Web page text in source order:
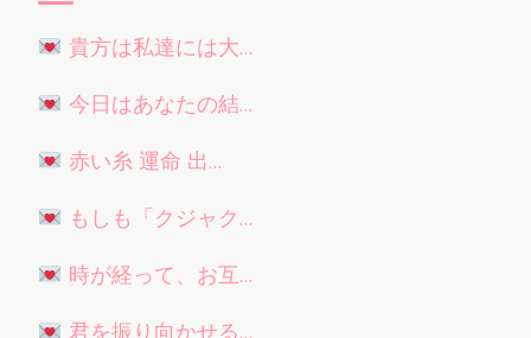
貴方は私達には大…
今日はあなたの結…
赤い糸 運命 出…
もしも「クジャク…
時が経って、お互…
君を振り向かせる…